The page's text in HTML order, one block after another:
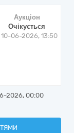
Аукціон
Очікується
10-06-2026, 13:50
2026, 00:00